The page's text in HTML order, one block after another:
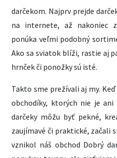
darčekom. Najprv prejde
na internete, až nakoniec
ponúka veľmi podobný
Ako sa sviatok blíži, rastie aj
hrnček či ponožky sú isté.
Takto sme prežívali aj my.
obchodíky, ktorých nie je
darčeky môžu byť pekné,
zaujímavé či praktické, začali
vznikol náš obchod Dobrý